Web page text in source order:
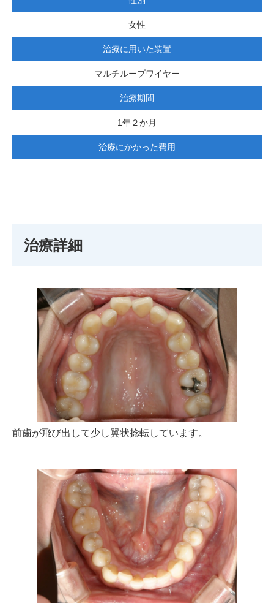
女性
治療に用いた装置
マルチループワイヤー
治療期間
1年２か月
治療にかかった費用
治療詳細
前歯が飛び出して少し翼状捻転しています。